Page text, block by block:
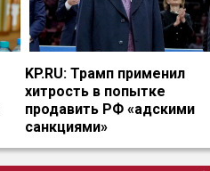
KP.RU: Трамп применил
хитрость в попытке
продавить РФ «адскими
санкциями»